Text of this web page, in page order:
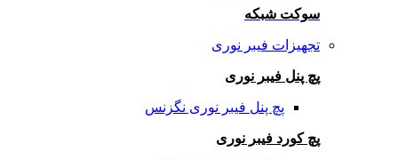
سوکت شبکه
تجهیزات فیبر نوری
پچ پنل فیبر نوری
پچ پنل فیبر نوری نگزنس
پچ کورد فیبر نوری